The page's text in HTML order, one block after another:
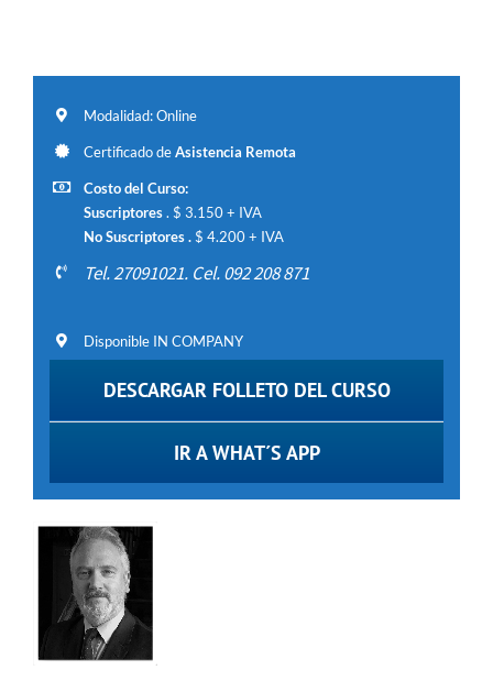
Modalidad: Online
Certificado deAsistencia Remota
Costo del Curso:
Suscriptores. $ 3.150 + IVA
No Suscriptores .$ 4.200 + IVA
Tel. 27091021. Cel. 092 208 871
Disponible IN COMPANY
DESCARGAR FOLLETO DEL CURSO
IR A WHAT´S APP